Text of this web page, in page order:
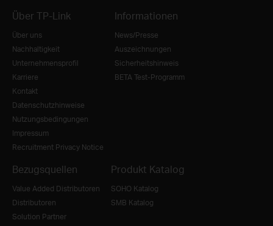
Über TP-Link
Über uns
Nachhaltigkeit
Unternehmensprofil
Karriere
Kontakt
Datenschutzhinweise
Nutzungsbedingungen
Impressum
Recruitment Privacy Notice
Informationen
News/Presse
Auszeichnungen
Sicherheitshinweis
BETA Test-Programm
Bezugsquellen
Value Added Distributoren
Distributoren
Solution Partner
Produkt Katalog
SOHO Katalog
SMB Katalog